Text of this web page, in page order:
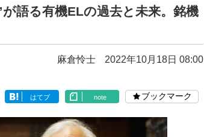
語る有機ELの過去と未来。銘機
麻倉怜士 2022年10月18日 08:00
はてブ note ブックマーク